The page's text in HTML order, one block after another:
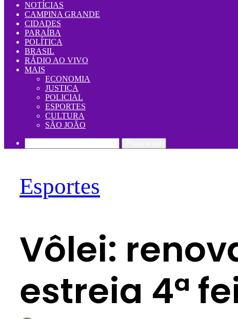
NOTÍCIAS
CAMPINA GRANDE
CIDADES
PARAÍBA
POLÍTICA
BRASIL
RÁDIO AO VIVO
MAIS
ECONOMIA
JUSTIÇA
POLICIAL
ESPORTES
CULTURA
SÃO JOÃO
Esportes
Vôlei:
estreia 4ª